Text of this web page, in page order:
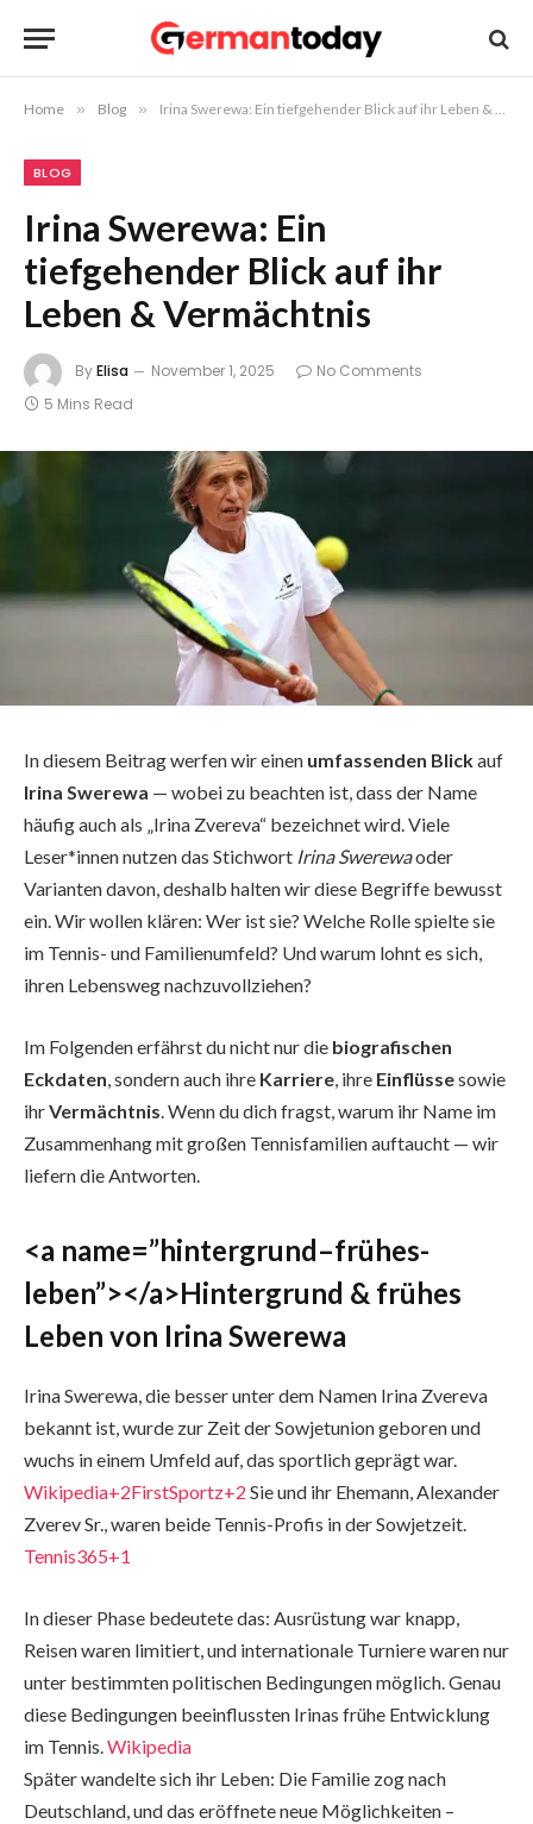
Home » Blog » Irina Swerewa: Ein tiefgehender Blick auf ihr Leben & Vermächtnis
BLOG
Irina Swerewa: Ein
tiefgehender Blick auf ihr
Leben & Vermächtnis
ByElisa November 1, 2025
No Comments
5 Mins Read
In diesem Beitrag werfen wir einen umfassenden Blickauf
Irina Swerewa — wobei zu beachten ist, dass der Name
häufig auch als „Irina Zvereva“ bezeichnet wird. Viele
Leser*innen nutzen das Stichwort Irina Swerewaoder
Varianten davon, deshalb halten wir diese Begriffe bewusst
ein. Wir wollen klären: Wer ist sie? Welche Rolle spielte sie
im Tennis- und Familienumfeld? Und warum lohnt es sich,
ihren Lebensweg nachzuvollziehen?
Im Folgenden erfährst du nicht nur die biografischen
Eckdaten, sondern auch ihre Karriere, ihre Einflüssesowie
ihrVermächtnis. Wenn du dich fragst, warum ihr Name im
Zusammenhang mit großen Tennisfamilien auftaucht — wir
liefern die Antworten.
<a name=”hintergrund–frühes-
leben”></a>Hintergrund & frühes
Leben von Irina Swerewa
Irina Swerewa, die besser unter dem Namen Irina Zvereva
bekannt ist, wurde zur Zeit der Sowjetunion geboren und
wuchs in einem Umfeld auf, das sportlich geprägt war.
Wikipedia+2FirstSportz+2 Sie und ihr Ehemann, Alexander
Zverev Sr., waren beide Tennis-Profis in der Sowjetzeit.
Tennis365+1
In dieser Phase bedeutete das: Ausrüstung war knapp,
Reisen waren limitiert, und internationale Turniere waren nur
unter bestimmten politischen Bedingungen möglich. Genau
diese Bedingungen beeinflussten Irinas frühe Entwicklung
im Tennis.Wikipedia
Später wandelte sich ihr Leben: Die Familie zog nach
Deutschland, und das eröffnete neue Möglichkeiten –